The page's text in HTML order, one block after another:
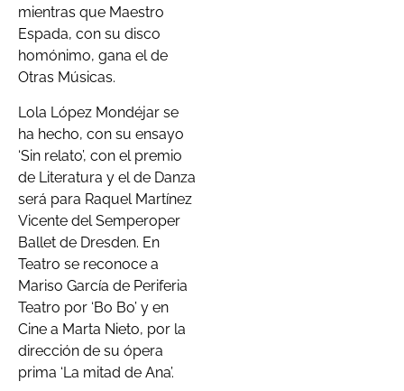
mientras que Maestro
Espada, con su disco
homónimo, gana el de
Otras Músicas.
Lola López Mondéjar se
ha hecho, con su ensayo
‘Sin relato’, con el premio
de Literatura y el de Danza
será para Raquel Martínez
Vicente del Semperoper
Ballet de Dresden. En
Teatro se reconoce a
Mariso García de Periferia
Teatro por ‘Bo Bo’ y en
Cine a Marta Nieto, por la
dirección de su ópera
prima ‘La mitad de Ana’.